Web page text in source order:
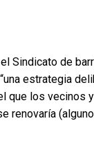
Sindicato de
estrategia
que los vecinos
renovaría